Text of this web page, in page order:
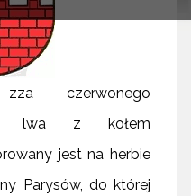
czerwonego
lwa z kołem
jest na herbie
Parysów, do której